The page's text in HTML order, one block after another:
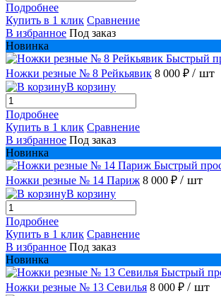
Подробнее
Купить в 1 клик Сравнение
В избранное Под заказ
Новинка
Быстрый
Ножки резные № 8 Рейкьявик 8 000 ₽ / шт
В корзину
Подробнее
Купить в 1 клик Сравнение
В избранное Под заказ
Новинка
Быстрый
Ножки резные № 14 Париж 8 000 ₽ / шт
В корзину
Подробнее
Купить в 1 клик Сравнение
В избранное Под заказ
Новинка
Быстрый
Ножки резные № 13 Севилья 8 000 ₽ / шт